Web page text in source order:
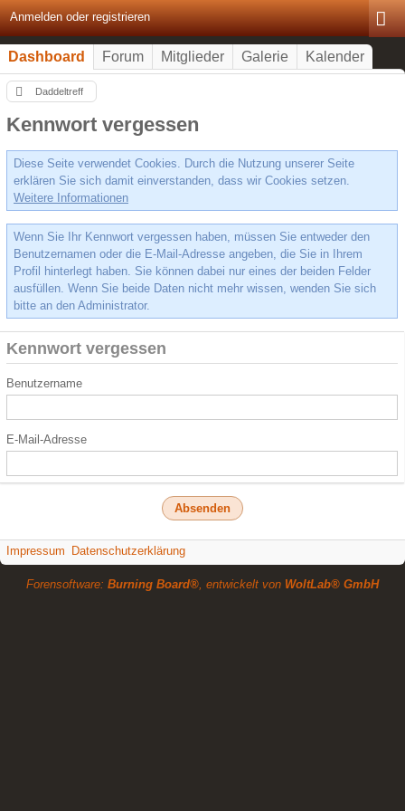
Anmelden oder registrieren
Dashboard Forum Mitglieder Galerie Kalender
Daddeltreff
Kennwort vergessen
Diese Seite verwendet Cookies. Durch die Nutzung unserer Seite
erklären Sie sich damit einverstanden, dass wir Cookies setzen.
Weitere Informationen
Wenn Sie Ihr Kennwort vergessen haben, müssen Sie entweder den
Benutzernamen oder die E-Mail-Adresse angeben, die Sie in Ihrem
Profil hinterlegt haben. Sie können dabei nur eines der beiden Felder
ausfüllen. Wenn Sie beide Daten nicht mehr wissen, wenden Sie sich
bitte an den Administrator.
Kennwort vergessen
Benutzername
E-Mail-Adresse
Impressum Datenschutzerklärung
Forensoftware: Burning Board®, entwickelt von WoltLab® GmbH